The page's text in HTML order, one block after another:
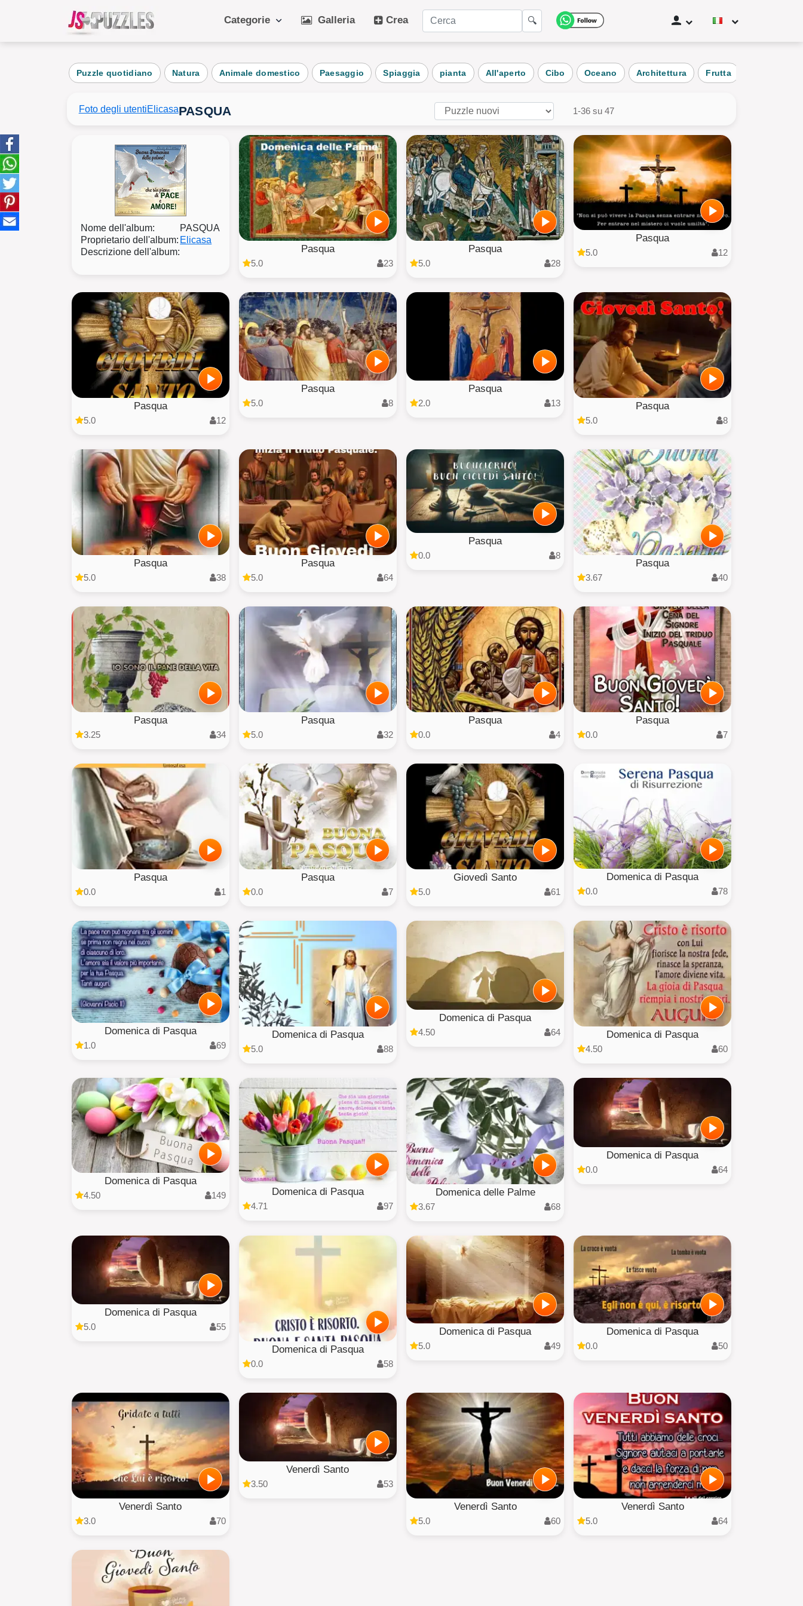
Categorie
Quotidiano
Paesaggio
torta
Bambini
Arte
pianta
Architettura
AI Art
Gatto
Frutta
Veicolo
Foto degli utenti
Tutte le categorie
Galleria Crea 🔍
Puzzle quotidiano Natura Animale domestico Paesaggio Spiaggia pianta All'aperto Cibo Oceano Architettura Frutta
Foto degli utentiElicasaPASQUA 1-36 su 47
Nome dell'album:
PASQUA
Proprietario dell'album: Elicasa
Descrizione dell'album:
Pasqua
5.0 23
Pasqua
5.0 28
Pasqua
5.0 12
Pasqua
5.0 12
Pasqua
5.0 8
Pasqua
2.0 13 Pasqua
5.0 8
Pasqua
5.0 38
Pasqua
5.0 64
Pasqua
0.0 8
Pasqua
3.67 40
Pasqua
3.25 34
Pasqua
5.0 32
Pasqua
0.0 4
Pasqua
0.0 7
Pasqua
0.0 1
Pasqua
0.0 7
Giovedì Santo
5.0 61
Domenica di Pasqua
0.0 78
Domenica di Pasqua
1.0 69
Domenica di Pasqua
5.0 88
Domenica di Pasqua
4.50 64 Domenica di Pasqua
4.50 60
Domenica di Pasqua
4.50 149 Domenica di Pasqua
4.71 97
Domenica delle Palme
3.67 68
Domenica di Pasqua
0.0 64
Domenica di Pasqua
5.0 55
Domenica di Pasqua
0.0 58
Domenica di Pasqua
5.0 49
Domenica di Pasqua
0.0 50
Venerdì Santo
3.0 70
Venerdì Santo
3.50 53
Venerdì Santo
5.0 60
Venerdì Santo
5.0 64